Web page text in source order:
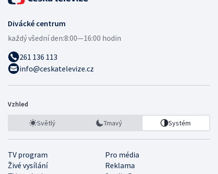
Divácké centrum
každý všední den:8:00—16:00 hodin
261 136 113
info@ceskatelevize.cz
Vzhled
Světlý Tmavý Systém
TV program
Pro média
Živé vysílání
Reklama